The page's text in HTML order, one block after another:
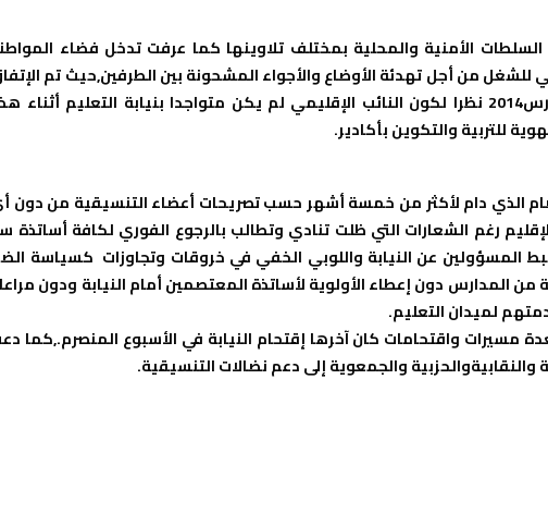
الأمنية والمحلية بمختلف تلاوينها كما عرفت تدخل فضاء
للشغل من أجل تهدئة الأوضاع والأجواء المشحونة بين الطرفين,حيث تم
على الدخول في حوار جدي ومعقول يوم الجمعة 07مارس2014 نظرا لكون النائب الإقليمي لم يكن متواجدا بنيابة التعليم أثناء
للتربية والتكوين بأكادير.
الذي دام لأكثر من خمسة أشهر حسب تصريحات أعضاء التنسيقية من دون
رغم الشعارات التي ظلت تنادي وتطالب بالرجوع الفوري لكافة أساتذة
المسؤولين عن النيابة واللوبي الخفي في خروقات وتجاوزات كسياسة
المدارس دون إعطاء الأولوية لأساتذة المعتصمين أمام النيابة ودون
لميدان التعليم.
مسيرات واقتحامات كان آخرها إقتحام النيابة في الأسبوع المنصرم.,كما
والجمعوية إلى دعم نضالات التنسيقية.